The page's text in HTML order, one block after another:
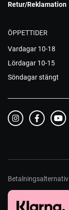
Retur/Reklamation
ÖPPETTIDER
Vardagar 10-18
Lördagar 10-15
Söndagar stängt
Betalningsalternativ